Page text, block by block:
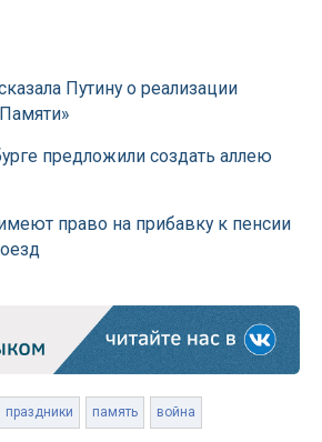
Путину о реализации
предложили создать аллею
право на прибавку к пенсии
праздники память война